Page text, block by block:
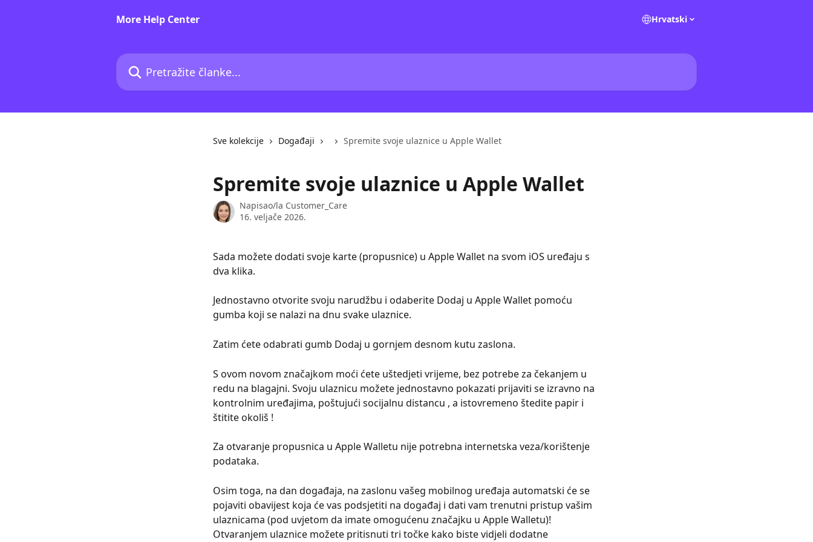
More Help Center
Hrvatski
Pretražite članke...
Sve kolekcije Događaji Spremite svoje ulaznice u Apple Wallet
Spremite svoje ulaznice u Apple Wallet
Napisao/la Customer_Care
16. veljače 2026.
Sada možete dodati svoje karte (propusnice) u Apple Wallet na svom iOS uređaju s
dva klika.
Jednostavno otvorite svoju narudžbu i odaberite Dodaj u Apple Wallet pomoću
gumba koji se nalazi na dnu svake ulaznice.
Zatim ćete odabrati gumb Dodaj u gornjem desnom kutu zaslona.
S ovom novom značajkom moći ćete uštedjeti vrijeme, bez potrebe za čekanjem u
redu na blagajni. Svoju ulaznicu možete jednostavno pokazati prijaviti se izravno na
kontrolnim uređajima, poštujući socijalnu distancu , a istovremeno štedite papir i
štitite okoliš !
Za otvaranje propusnica u Apple Walletu nije potrebna internetska veza/korištenje
podataka.
Osim toga, na dan događaja, na zaslonu vašeg mobilnog uređaja automatski će se
pojaviti obavijest koja će vas podsjetiti na događaj i dati vam trenutni pristup vašim
ulaznicama (pod uvjetom da imate omogućenu značajku u Apple Walletu)!
Otvaranjem ulaznice možete pritisnuti tri točke kako biste vidjeli dodatne